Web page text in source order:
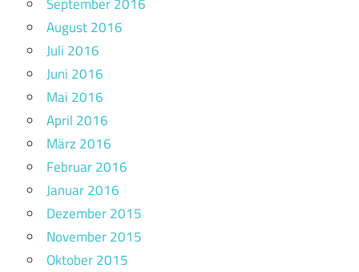
September 2016
August 2016
Juli 2016
Juni 2016
Mai 2016
April 2016
März 2016
Februar 2016
Januar 2016
Dezember 2015
November 2015
Oktober 2015